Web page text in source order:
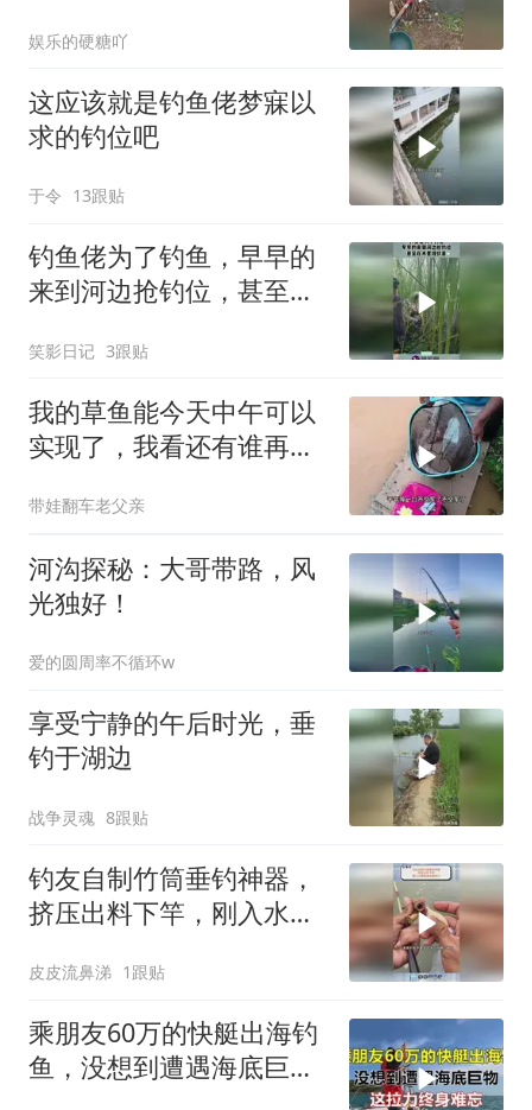
娱乐的硬糖吖
这应该就是钓鱼佬梦寐以
求的钓位吧
于令 13跟贴
钓鱼佬为了钓鱼，早早的
来到河边抢钓位，甚至在
笑影日记 3跟贴
我的草鱼能今天中午可以
实现了，我看还有谁再说
带娃翻车老父亲
河沟探秘：大哥带路，风
光独好！
爱的圆周率不循环w
享受宁静的午后时光，垂
钓于湖边
战争灵魂 8跟贴
钓友自制竹筒垂钓神器，
挤压出料下竿，刚入水就
皮皮流鼻涕 1跟贴
乘朋友60万的快艇出海钓
鱼，没想到遭遇海底巨